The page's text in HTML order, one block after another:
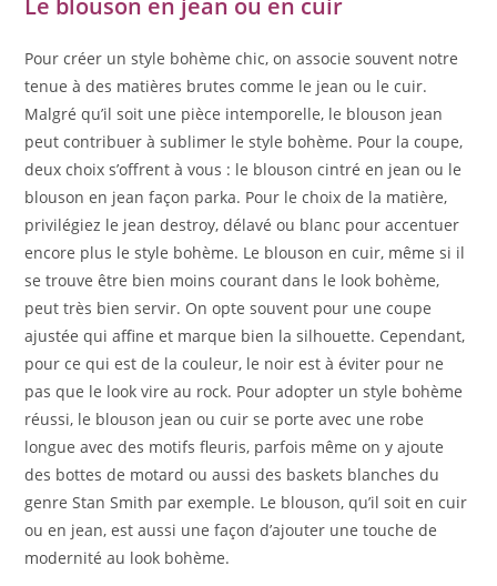
Le blouson en jean ou en cuir
Pour créer un style bohème chic, on associe souvent notre
tenue à des matières brutes comme le jean ou le cuir.
Malgré qu’il soit une pièce intemporelle, le blouson jean
peut contribuer à sublimer le style bohème. Pour la coupe,
deux choix s’offrent à vous : le blouson cintré en jean ou le
blouson en jean façon parka. Pour le choix de la matière,
privilégiez le jean destroy, délavé ou blanc pour accentuer
encore plus le style bohème. Le blouson en cuir, même si il
se trouve être bien moins courant dans le look bohème,
peut très bien servir. On opte souvent pour une coupe
ajustée qui affine et marque bien la silhouette. Cependant,
pour ce qui est de la couleur, le noir est à éviter pour ne
pas que le look vire au rock. Pour adopter un style bohème
réussi, le blouson jean ou cuir se porte avec une robe
longue avec des motifs fleuris, parfois même on y ajoute
des bottes de motard ou aussi des baskets blanches du
genre Stan Smith par exemple. Le blouson, qu’il soit en cuir
ou en jean, est aussi une façon d’ajouter une touche de
modernité au look bohème.